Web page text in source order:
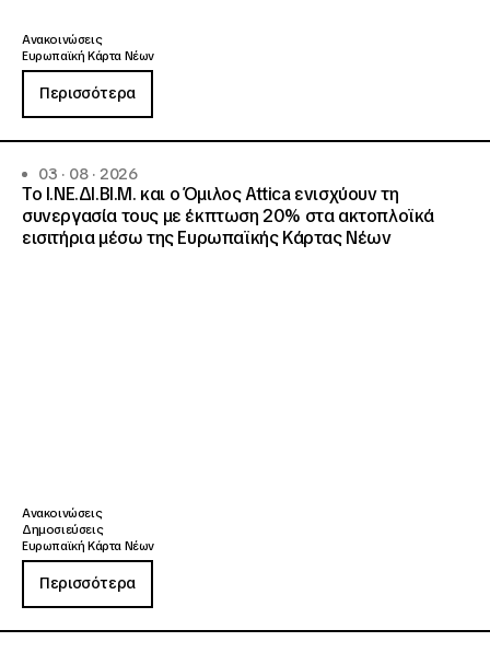
Ανακοινώσεις
Ευρωπαϊκή Κάρτα Νέων
Περισσότερα
03 · 08 · 2026
Το Ι.ΝΕ.ΔΙ.ΒΙ.Μ. και o Όμιλος Attica ενισχύουν τη
συνεργασία τους με έκπτωση 20% στα ακτοπλοϊκά
εισιτήρια μέσω της Ευρωπαϊκής Κάρτας Νέων
Ανακοινώσεις
Δημοσιεύσεις
Ευρωπαϊκή Κάρτα Νέων
Περισσότερα